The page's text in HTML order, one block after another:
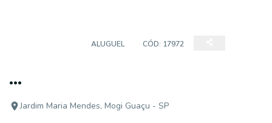
ALUGUEL CÓD: 17972
...
Jardim Maria Mendes, Mogi Guaçu - SP